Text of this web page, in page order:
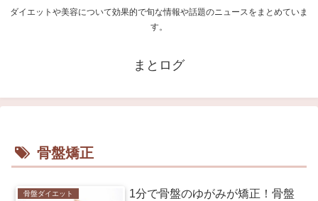
ダイエットや美容について効果的で旬な情報や話題のニュースをまとめていま
す。
まとログ
骨盤矯正
骨盤ダイエット
1分で骨盤のゆがみが矯正！骨盤